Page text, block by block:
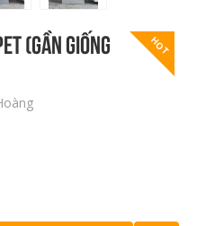
HOT
(gần giống